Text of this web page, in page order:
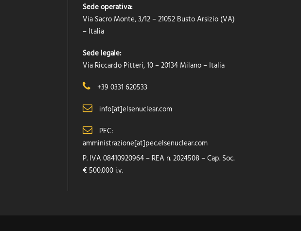
Sede operativa:
Via Sacro Monte, 3/12 – 21052 Busto Arsizio (VA)
– Italia
Sede legale:
Via Riccardo Pitteri, 10 – 20134 Milano – Italia
+39 0331 620533
info[at]elsenuclear.com
PEC:
amministrazione[at]pec.elsenuclear.com
P. IVA 08410920964 – REA n. 2024508 – Cap. Soc.
€ 500.000 i.v.